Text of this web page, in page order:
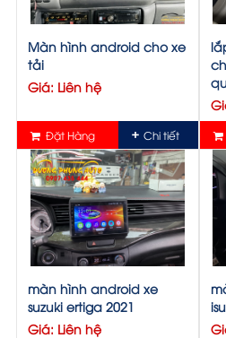
Màn hình android cho xe
tải
Giá: Liên hệ
Đặt Hàng Chi tiết
màn hình android xe
suzuki ertiga 2021
Giá: Liên hệ